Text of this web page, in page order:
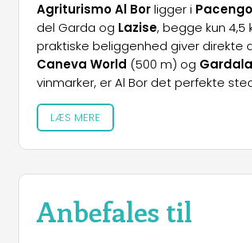
Agriturismo Al Borligger i
del Garda og Lazise, begge kun
praktiske beliggenhed giver
Caneva World (500 m) og
vinmarker, er Al Bor det perfekte
Indkvartering
Morgenmad:
LÆS MERE
Anbefales til